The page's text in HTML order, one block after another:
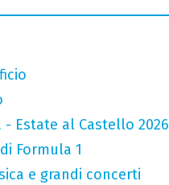
Estate al Castello 2026
Formula 1
e grandi concerti